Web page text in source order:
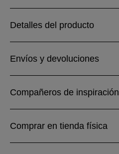
Detalles del producto
Envíos y devoluciones
Compañeros de inspiración
Comprar en tienda física